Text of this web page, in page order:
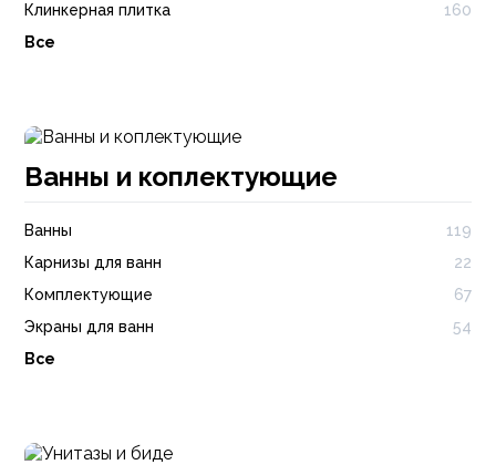
Клинкерная плитка
160
Все
Ванны и коплектующие
Ванны
119
Карнизы для ванн
22
Комплектующие
67
Экраны для ванн
54
Все